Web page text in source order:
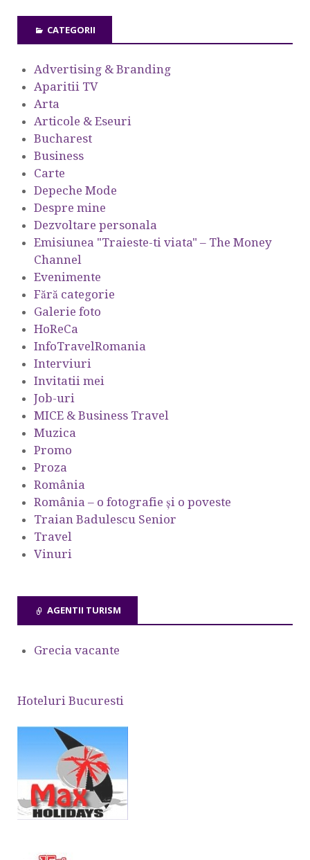
CATEGORII
Advertising & Branding
Aparitii TV
Arta
Articole & Eseuri
Bucharest
Business
Carte
Depeche Mode
Despre mine
Dezvoltare personala
Emisiunea "Traieste-ti viata" – The Money
Channel
Evenimente
Fără categorie
Galerie foto
HoReCa
InfoTravelRomania
Interviuri
Invitatii mei
Job-uri
MICE & Business Travel
Muzica
Promo
Proza
România
România – o fotografie şi o poveste
Traian Badulescu Senior
Travel
Vinuri
AGENTII TURISM
Grecia vacante
Hoteluri Bucuresti